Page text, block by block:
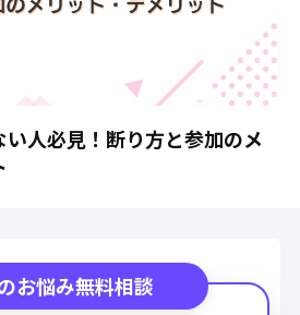
人必見！断り方と参加のメ
お悩み無料相談